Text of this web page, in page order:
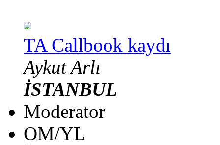
TA Callbook kaydı
Aykut Arlı
İSTANBUL
Moderator
OM/YL